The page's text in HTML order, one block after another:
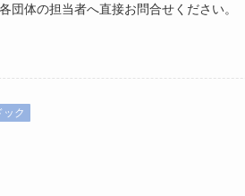
団体の担当者へ直接お問合せください。
ック